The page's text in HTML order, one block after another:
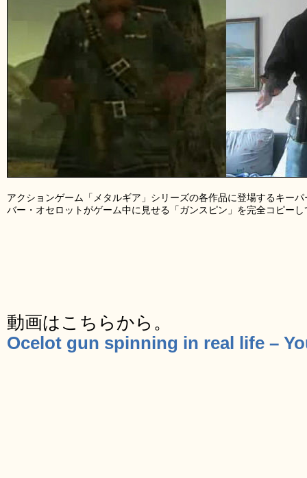
アクションゲーム「メタルギア」シリーズの各作品に登場するキー
バー・オセロットがゲーム中に見せる「ガンスピン」を完全コピー
動画はこちらから。
Ocelot gun spinning in real life –